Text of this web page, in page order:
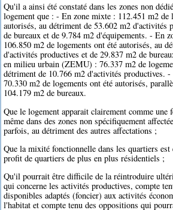
Qu'il a ainsi été constaté dans les zones non
logement que : - En zone mixte : 112.451 m2 de
autorisés, au détriment de 53.602 m2 d'activités
de bureaux et de 9.784 m2 d'équipements. - En
106.850 m2 de logements ont été autorisés, au
d'activités productives et de 29.837 m2 de
en milieu urbain (ZEMU) : 76.337 m2 de
détriment de 10.766 m2 d'activités productives.
70.330 m2 de logements ont été autorisés,
104.179 m2 de bureaux.
Que le logement apparait clairement comme une
même dans des zones non spécifiquement
parfois, au détriment des autres affectations ;
Que la mixité fonctionnelle dans les quartiers
profit de quartiers de plus en plus résidentiels ;
Qu'il pourrait être difficile de la réintroduire
qui concerne les activités productives, compte
disponibles adaptés (foncier) aux activités
l'habitat et compte tenu des oppositions qui